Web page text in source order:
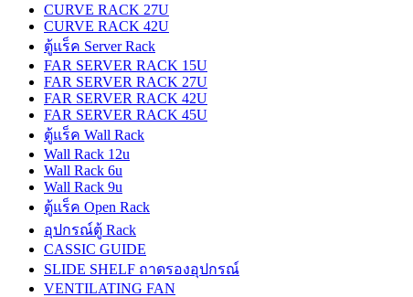
CURVE RACK 27U
CURVE RACK 42U
ตู้แร็ค Server Rack
FAR SERVER RACK 15U
FAR SERVER RACK 27U
FAR SERVER RACK 42U
FAR SERVER RACK 45U
ตู้แร็ค Wall Rack
Wall Rack 12u
Wall Rack 6u
Wall Rack 9u
ตู้แร็ค Open Rack
อุปกรณ์ตู้ Rack
CASSIC GUIDE
SLIDE SHELF ถาดรองอุปกรณ์
VENTILATING FAN